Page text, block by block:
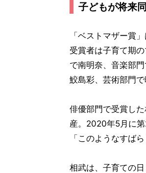
子どもが将来
「ベストマザー賞
受賞者は子育て期
で南明奈、音楽部
鮫島彩、芸術部門
俳優部門で受賞し
産。2020年5月に
「このようなすば
相武は、子育ての